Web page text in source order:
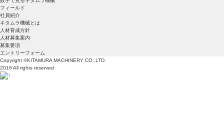
フィールド
社員紹介
キタムラ機械とは
人材育成方針
人材募集案内
募集要項
エントリーフォーム
Copyright ©KITAMURA MACHINERY CO.,LTD.
2016 All rights reserved